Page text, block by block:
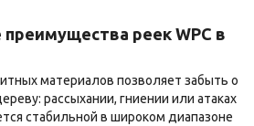
преимущества реек WPC в
материалов позволяет забыть о
рассыхании, гниении или атаках
стабильной в широком диапазоне